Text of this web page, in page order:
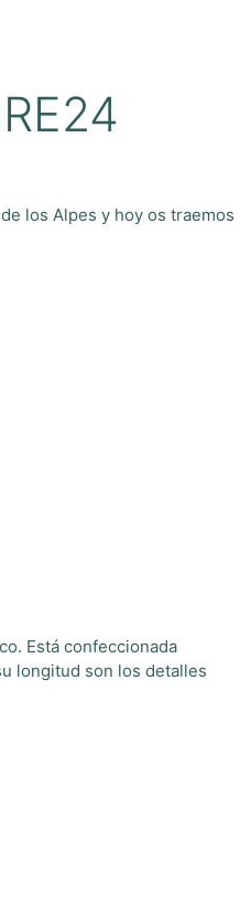
los Alpes y hoy os traemos
Está confeccionada
longitud son los detalles